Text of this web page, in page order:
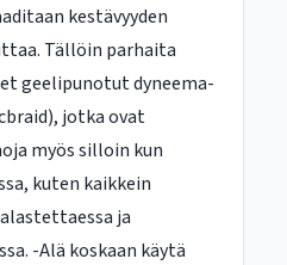
kestävyyden
Tällöin parhaita
geelipunotut dyneema-
jotka ovat
myös silloin kun
kuten kaikkein
ja
-Alä koskaan käytä